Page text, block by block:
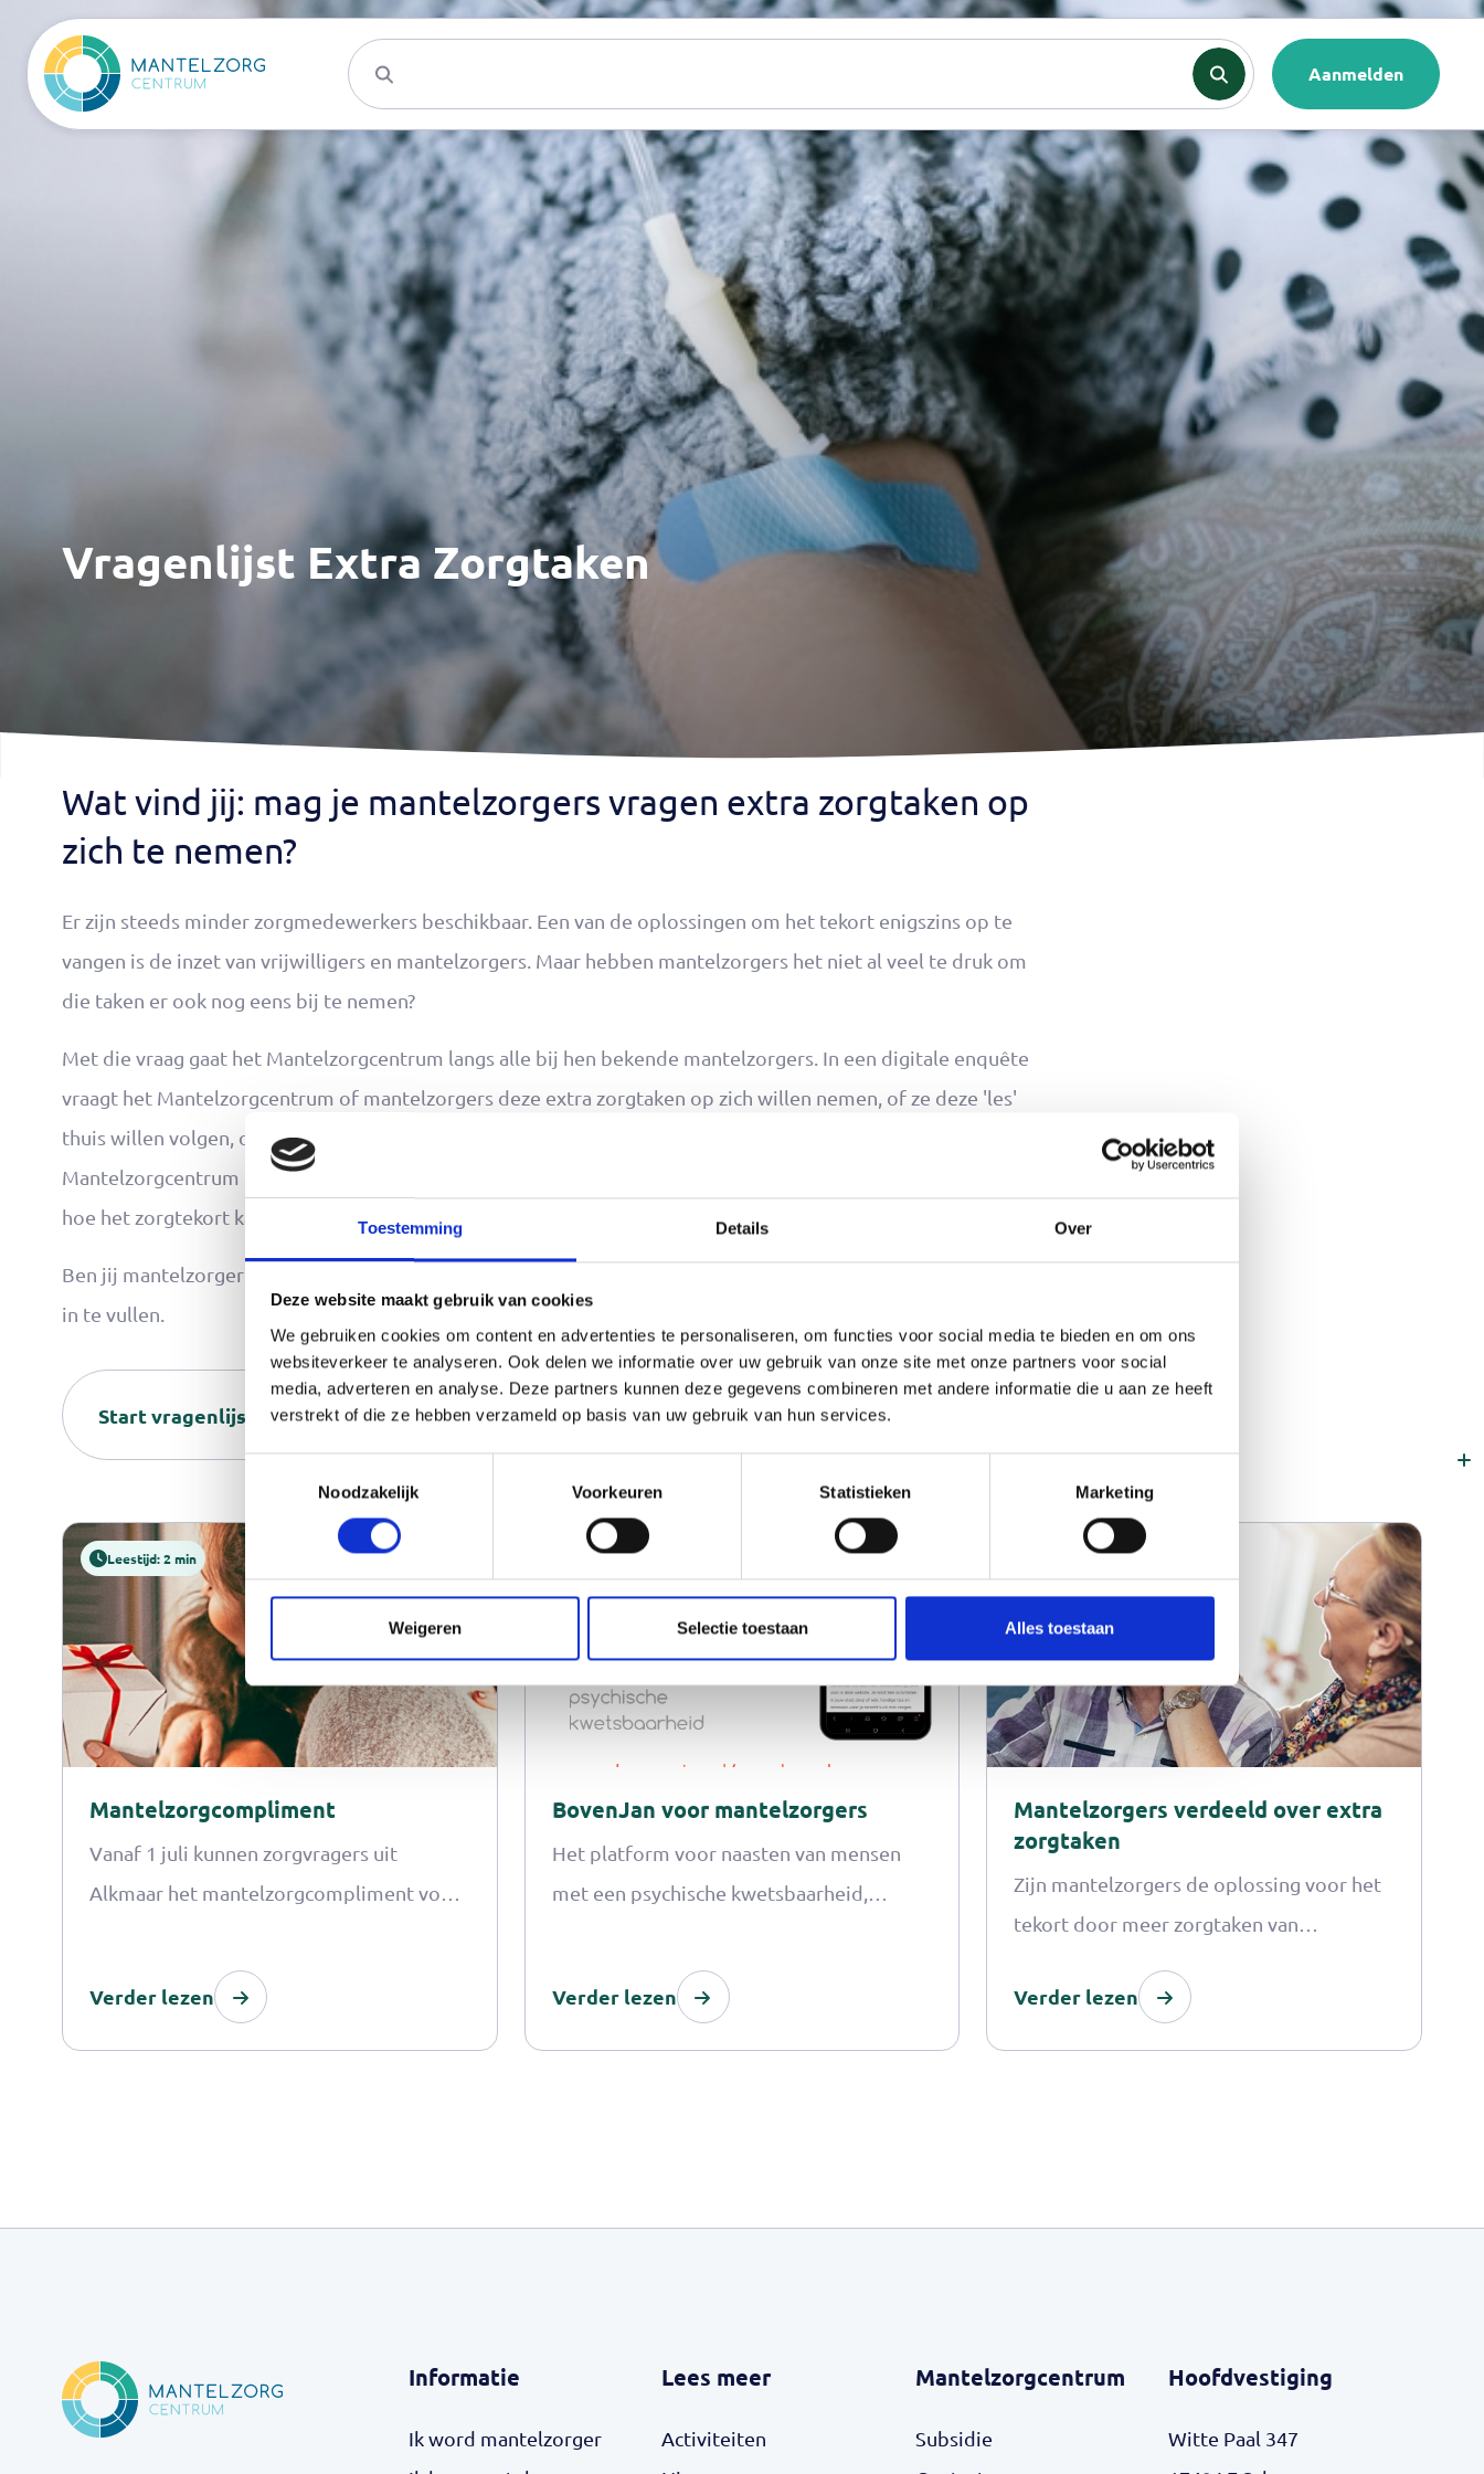
Toestemming Details Over
Deze website maakt gebruik van cookies
We gebruiken cookies om content en advertenties te personaliseren, om functies voor social media te bieden en om ons
websiteverkeer te analyseren. Ook delen we informatie over uw gebruik van onze site met onze partners voor social
media, adverteren en analyse. Deze partners kunnen deze gegevens combineren met andere informatie die u aan ze heeft
verstrekt of die ze hebben verzameld op basis van uw gebruik van hun services.
Toestemmingsselectie
Noodzakelijk
Voorkeuren Statistieken Marketing
Weigeren Selectie toestaan Alles toestaan
Aanmelden
Vragenlijst Extra Zorgtaken
Wat vind jij: mag je mantelzorgers vragen extra zorgtaken op
zich te nemen?
Er zijn steeds minder zorgmedewerkers beschikbaar. Een van de oplossingen om het tekort enigszins op te
vangen is de inzet van vrijwilligers en mantelzorgers. Maar hebben mantelzorgers het niet al veel te druk om
die taken er ook nog eens bij te nemen?
Met die vraag gaat het Mantelzorgcentrum langs alle bij hen bekende mantelzorgers. In een digitale enquête
vraagt het Mantelzorgcentrum of mantelzorgers deze extra zorgtaken op zich willen nemen, of ze deze 'les'
thuis willen volgen, of op locatie en hoelang zo'n 'les' mag duren. De uitkomsten deelt het
Mantelzorgcentrum in het IZA-project 'informele zorgverleners' in Noord-Holland-Noord om samen te kijken
hoe het zorgtekort kan worden opgelost.
Ben jij mantelzorger en heb je de mail niet ontvangen? Klik dan hieronder op de link om de vragenlijst alsnog
in te vullen.
Start vragenlijst
Leestijd: 2 min
Mantelzorgcompliment
Vanaf 1 juli kunnen zorgvragers uit
Alkmaar het mantelzorgcompliment voor
Verder lezen
Leestijd: 1 min
BovenJan voor mantelzorgers
Het platform voor naasten van mensen
met een psychische kwetsbaarheid,
online. Het platform biedt naasten de
mogelijkheid om met elkaar in gesprek te
gaan, naasten vinden er tips en
Verder lezen
Leestijd: 2 min
Mantelzorgers verdeeld over extra
zorgtaken
Zijn mantelzorgers de oplossing voor het
tekort door meer zorgtaken van
Verder lezen
Informatie
Ik word mantelzorger
Lees meer
Activiteiten
Mantelzorgcentrum
Subsidie
Hoofdvestiging
Witte Paal 347